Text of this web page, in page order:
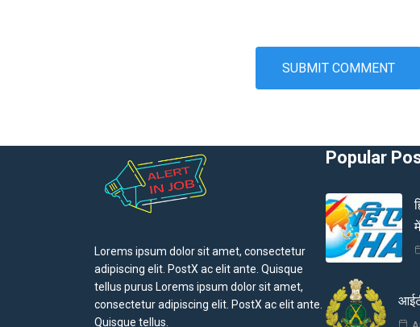
Lorems ipsum dolor sit amet, consectetur
adipiscing elit. PostX ac elit ante. Quisque
tellus purus Lorems ipsum dolor sit amet,
consectetur adipiscing elit. PostX ac elit ante.
Quisque tellus.
Popular